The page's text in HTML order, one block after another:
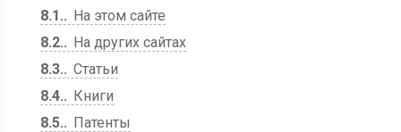
8.1.
На этом сайте
8.2.
На других сайтах
8.3.
Статьи
8.4.
Книги
8.5.
Патенты